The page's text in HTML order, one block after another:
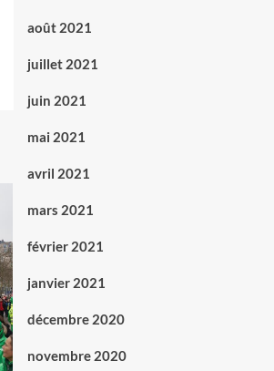
août 2021
juillet 2021
juin 2021
mai 2021
avril 2021
mars 2021
février 2021
janvier 2021
décembre 2020
novembre 2020